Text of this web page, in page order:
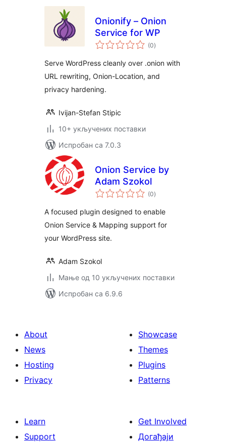
Onionify – Onion
Service for WP
(0укупних
оцена
)
Serve WordPress cleanly over .onion with
URL rewriting, Onion-Location, and
privacy hardening.
Ivijan-Stefan Stipic
10+ укључених поставки
Испробан са 7.0.3
Onion Service by
Adam Szokol
(0укупних
оцена
)
A focused plugin designed to enable
Onion Service & Mapping support for
your WordPress site.
Adam Szokol
Мање од 10 укључених поставки
Испробан са 6.9.6
About
News
Hosting
Privacy
Showcase
Themes
Plugins
Patterns
Learn
Support
Get Involved
Догађаји